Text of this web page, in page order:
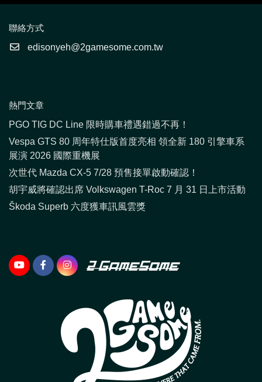
聯絡方式
edisonyeh@2gamesome.com.tw
熱門文章
PGO TIG DC Line 限時購車禮遇錯過不再！
Vespa GTS 80 周年特仕版首度亮相 領全新 180 引擎車系
展演 2026 國際重機展
次世代 Mazda CX-5 7/28 預售接單啟動確認！
胡宇威將確認出席 Volkswagen T-Roc 7 月 31 日上市活動
Škoda Superb 六度獲車訊風雲獎